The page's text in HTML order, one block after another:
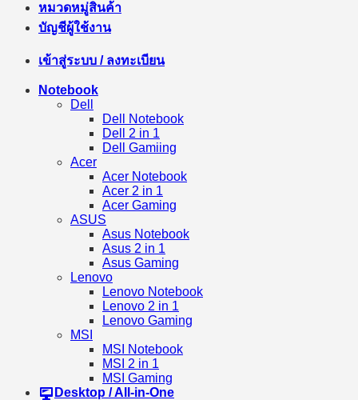
หมวดหมู่สินค้า
บัญชีผู้ใช้งาน
เข้าสู่ระบบ / ลงทะเบียน
Notebook
Dell
Dell Notebook
Dell 2 in 1
Dell Gamiing
Acer
Acer Notebook
Acer 2 in 1
Acer Gaming
ASUS
Asus Notebook
Asus 2 in 1
Asus Gaming
Lenovo
Lenovo Notebook
Lenovo 2 in 1
Lenovo Gaming
MSI
MSI Notebook
MSI 2 in 1
MSI Gaming
Desktop / All-in-One